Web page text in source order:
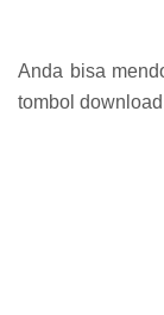
Anda bisa
tombol